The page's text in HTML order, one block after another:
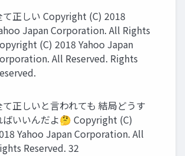
て正しい Copyright (C) 2018
Japan Corporation. All Rights
(C) 2018 Yahoo Japan
All Reserved. Rights
て正しいと言われても 結局どうす
ばいいんだよ🤔 Copyright (C)
Yahoo Japan Corporation. All
Reserved. 32